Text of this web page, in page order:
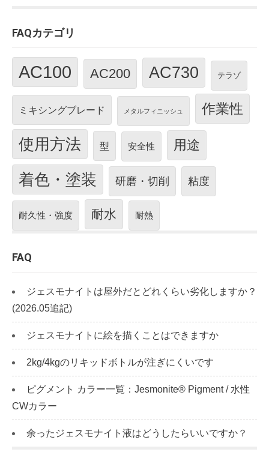
FAQカテゴリ
AC100 AC200 AC730 テラゾ
ミキシングブレード メタルフィニッシュ 作業性
使用方法 型 安全性 用途
着色・塗装 研磨・切削 粘度
耐久性・強度 耐水 耐熱
FAQ
ジェスモナイトは屋外だとどれくらい劣化しますか？
(2026.05追記)
ジェスモナイトに絵を描くことはできますか
2kg/4kgのリキッドボトルが注ぎにくいです
ピグメント カラー一覧：Jesmonite® Pigment / 水性
CWカラー
余ったジェスモナイト液はどうしたらいいですか？